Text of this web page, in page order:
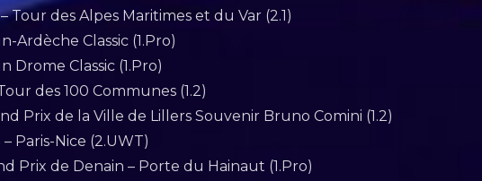
– Tour des Alpes Maritimes et du Var (2.1)
Ardèche Classic (1.Pro)
Drome Classic (1.Pro)
des 100 Communes (1.2)
Prix de la Ville de Lillers Souvenir Bruno Comini (1.2)
Paris-Nice (2.UWT)
Prix de Denain – Porte du Hainaut (1.Pro)